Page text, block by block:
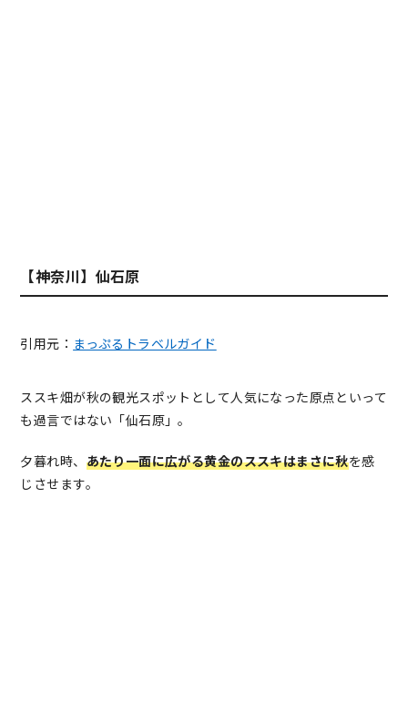
【神奈川】仙石原
引用元： まっぷるトラベルガイド
ススキ畑が秋の観光スポットとして人気になった原点といって
も過言ではない「仙石原」。
夕暮れ時、 あたり一面に広がる黄金のススキはまさに秋を感
じさせます。